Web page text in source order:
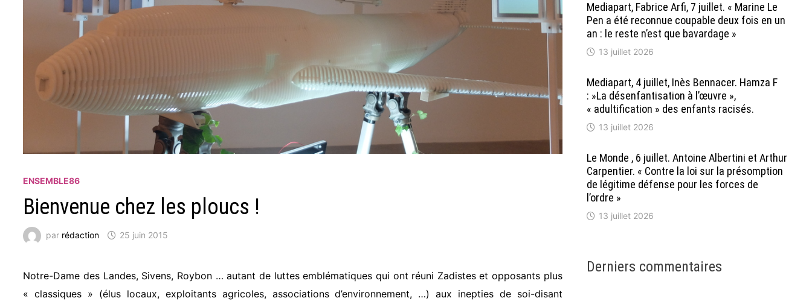
ENSEMBLE86
Bienvenue chez les ploucs !
par rédaction 25 juin 2015
Notre-Dame des Landes, Sivens, Roybon … autant de luttes emblématiques qui ont réuni Zadistes et opposants plus
« classiques » (élus locaux, exploitants agricoles, associations d’environnement, …) aux inepties de soi-disant
Mediapart, Fabrice Arfi, 7 juillet. « Marine Le
Pen a été reconnue coupable deux fois en un
an : le reste n’est que bavardage »
13 juillet 2026
Mediapart, 4 juillet, Inès Bennacer. Hamza F
: »La désenfantisation à l’œuvre »,
« adultification » des enfants racisés.
13 juillet 2026
Le Monde , 6 juillet. Antoine Albertini et Arthur
Carpentier. « Contre la loi sur la présomption
de légitime défense pour les forces de
l’ordre »
13 juillet 2026
Derniers commentaires